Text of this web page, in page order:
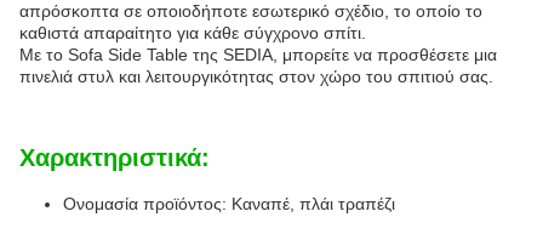
απρόσκοπτα σε οποιοδήποτε εσωτερικό σχέδιο, το οποίο το
καθιστά απαραίτητο για κάθε σύγχρονο σπίτι.
Με το Sofa Side Table της SEDIA, μπορείτε να προσθέσετε μια
πινελιά στυλ και λειτουργικότητας στον χώρο του σπιτιού σας.
Χαρακτηριστικά:
Ονομασία προϊόντος: Καναπέ, πλάι τραπέζι